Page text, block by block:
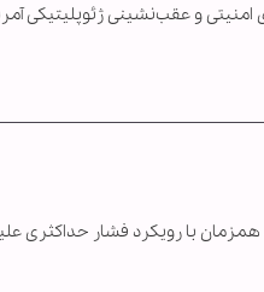
و عقب‌نشینی ژئوپلیتیکی
همزمان با رویکرد فشار حداکثری